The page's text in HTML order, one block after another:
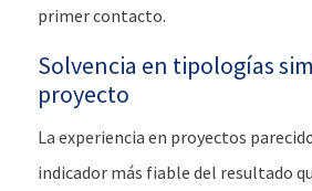
primer contacto.
Solvencia en tipologías
proyecto
La experiencia en proyectos
indicador más fiable del resultado